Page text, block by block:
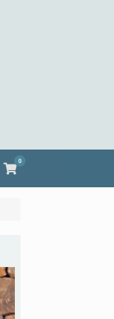
View
shopping
cart
0